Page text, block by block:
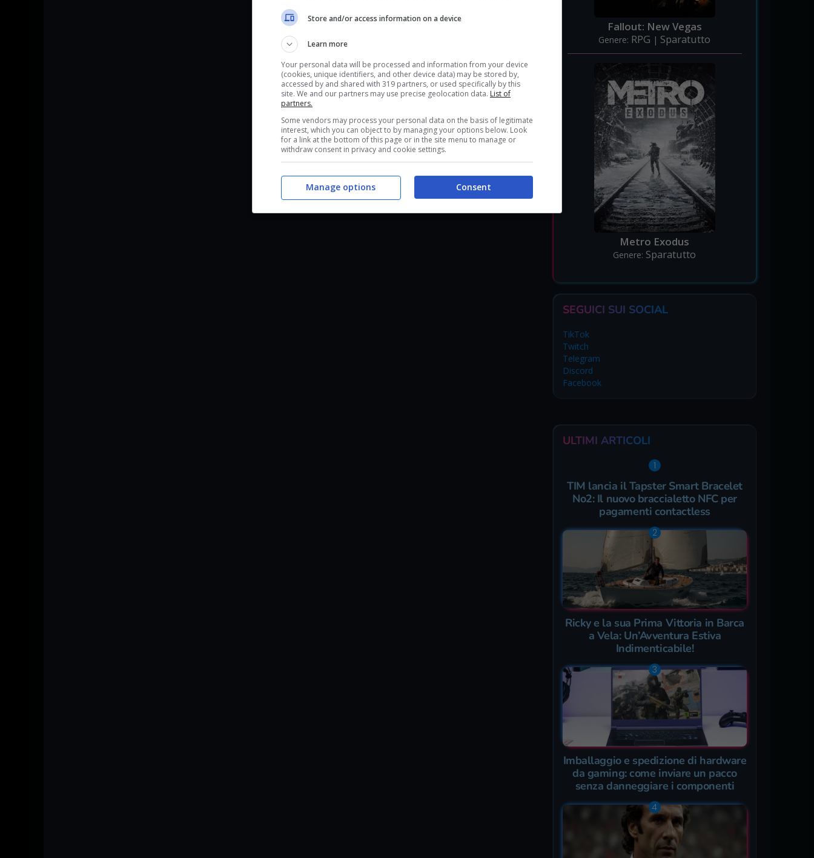
Fallout: New Vegas
Genere: RPG | Sparatutto
Metro Exodus
Genere: Sparatutto
SEGUICI SUI SOCIAL
TikTok
Twitch
Telegram
Discord
Facebook
ULTIMI ARTICOLI
TIM lancia il Tapster Smart Bracelet
No2: Il nuovo braccialetto NFC per
pagamenti contactless
Ricky e la sua Prima Vittoria in Barca
a Vela: Un’Avventura Estiva
Indimenticabile!
Imballaggio e spedizione di hardware
da gaming: come inviare un pacco
senza danneggiare i componenti
Store and/or access information on a device
Learn more
Your personal data will be processed and information from your device
(cookies, unique identifiers, and other device data) may be stored by,
accessed by and shared with 319 partners, or used specifically by this
site. We and our partners may use precise geolocation data. List of
partners.
Some vendors may process your personal data on the basis of legitimate
interest, which you can object to by managing your options below. Look
for a link at the bottom of this page or in the site menu to manage or
withdraw consent in privacy and cookie settings.
Consent
Manage options